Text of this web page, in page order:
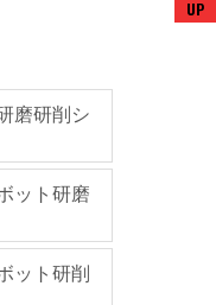
磨研削シ
ット研磨
ット研削